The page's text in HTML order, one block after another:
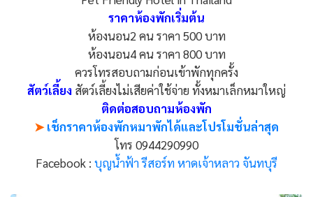
ราคาห้องพักเริ่มต้น
ห้องนอน2 คน ราคา​ 500​ บาท
ห้องนอน4 คน ราคา​ 800 บาท
ควรโทรสอบถามก่อนเข้าพักทุกครั้ง
สัตว์เลี้ยง สัตว์เลี้ยง​ไม่เสียค่าใช้จ่าย​ ทั้งหมาเล็กหมาใหญ่
ติดต่อสอบถามห้องพัก
➤ เช็กราคาห้องพักหมาพักได้และโปรโมชั่นล่าสุด
โทร 0944290990
Facebook : บุญน้ำฟ้า รีสอร์ท หาดเจ้าหลาว จันทบุรี